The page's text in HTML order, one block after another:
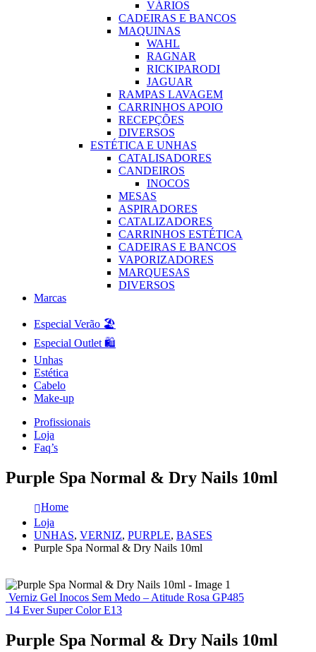
VÁRIOS
CADEIRAS E BANCOS
MAQUINAS
WAHL
RAGNAR
RICKIPARODI
JAGUAR
RAMPAS LAVAGEM
CARRINHOS APOIO
RECEPÇÕES
DIVERSOS
ESTÉTICA E UNHAS
CATALISADORES
CANDEIROS
INOCOS
MESAS
ASPIRADORES
CATALIZADORES
CARRINHOS ESTÉTICA
CADEIRAS E BANCOS
VAPORIZADORES
MARQUESAS
DIVERSOS
Marcas
Especial Verão 🏖️
Especial Outlet 🛍️
Unhas
Estética
Cabelo
Make-up
Profissionais
Loja
Faq’s
Purple Spa Normal & Dry Nails 10ml
Home
Loja
UNHAS, VERNIZ, PURPLE, BASES
Purple Spa Normal & Dry Nails 10ml
Verniz Gel Inocos Sem Medo – Atitude Rosa GP485
14 Ever Super Color E13
Purple Spa Normal & Dry Nails 10ml